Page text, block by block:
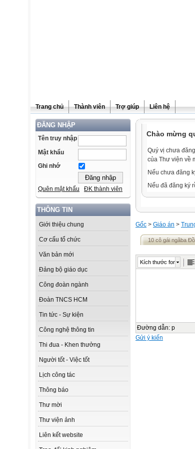
Trang chủ Thành viên Trợ giúp Liên hệ
ĐĂNG NHẬP
Tên truy nhập
Mật khẩu
Ghi nhớ
Quên mật khẩu ĐK thành viên
THÔNG TIN
Giới thiệu chung
Cơ cấu tổ chức
Văn bản mới
Đảng bộ giáo dục
Công đoàn ngành
Đoàn TNCS HCM
Tin tức - Sự kiện
Công nghệ thông tin
Thi đua - Khen thưởng
Người tốt - Việc tốt
Lịch công tác
Thông báo
Thư mời
Thư viện ảnh
Liên kết website
Chào mừng
Quý vị chưa
của Thư viện về
Nếu chưa đăng
Nếu đã đăng ký
Gốc > Giáo án >
10 cô gái ngãba
Kích thước font
Đường dẫn: p
Gửi ý kiến